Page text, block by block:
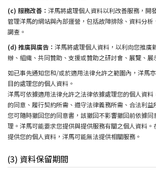
(c) 服務改善： 洋馬將處理個人資料以利改善服務，開
管理洋馬的網站與內部運營，包括故障排除、資料分析
調查。
(d) 推廣與廣告： 洋馬將處理個人資料，以利向您推廣
辦、組織、共同贊助、支援或贊助之研討會、展覽、展
如已事先通知您和/或於適用法律允許之範圍內，洋馬
目的處理您的個人資料。
洋馬可依據適用法律允許之法律依據處理您的個人資
的同意、履行契約所需、遵守法律義務所需、合法利益
您可隨時撤回您的同意書，該撤回不影響撤回前依據同
理。洋馬可能要求您提供與提供服務有關之個人資料
提供您的個人資料，洋馬可能無法提供相關服務。
(3) 資料保留期間